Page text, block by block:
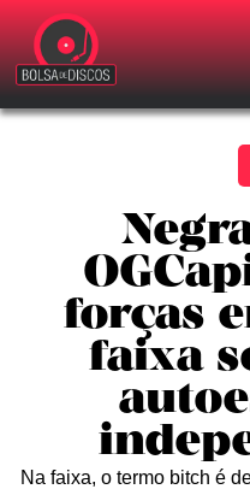
forças
faixa
Na faixa, o termo bitch é